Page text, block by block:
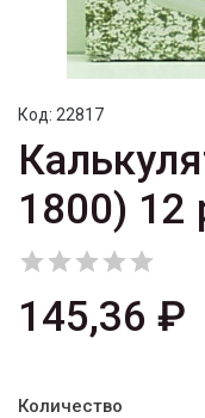
Код: 22817
1800) 12

145,36 ₽
Количество